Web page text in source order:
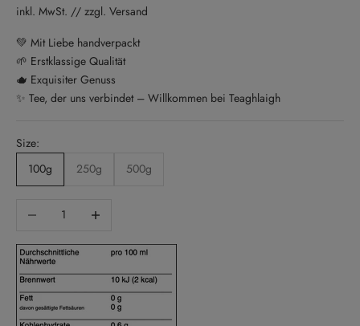
inkl. MwSt. // zzgl. Versand
💚 Mit Liebe handverpackt
🌱 Erstklassige Qualität
🫖 Exquisiter Genuss
✨ Tee, der uns verbindet – Willkommen bei Teaghlaigh
Size:
100g
250g 500g
Decrease quantityIncrease quantity